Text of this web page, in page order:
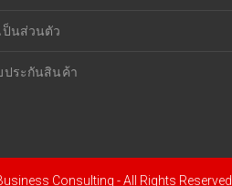
ป็นส่วนตัว
ประกันสินค้า
Consulting - All Rights Reserved.